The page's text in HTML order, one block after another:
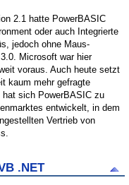
2.1 hatte PowerBASIC
oder auch Integrierte
jedoch ohne Maus-
Microsoft war hier
voraus. Auch heute setzt
kaum mehr gefragte
hat sich PowerBASIC zu
entwickelt, in dem
Vertrieb von
.NET